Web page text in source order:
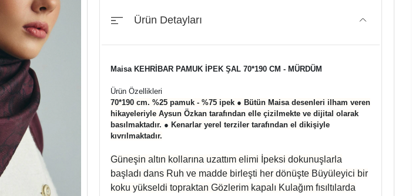
Ürün Detayları
Maisa KEHRİBAR PAMUK İPEK ŞAL 70*190 CM - MÜRDÜM
Ürün Özellikleri
70*190 cm. %25 pamuk - %75 ipek ● Bütün Maisa desenleri ilham veren
hikayeleriyle Aysun Özkan tarafından elle çizilmekte ve dijital olarak
basılmaktadır. ● Kenarlar yerel terziler tarafından el dikişiyle
kıvrılmaktadır.
Güneşin altın kollarına uzattım elimi İpeksi dokunuşlarla
başladı dans Ruh ve madde birleşti her dönüşte Büyüleyici bir
koku yükseldi topraktan Gözlerim kapalı Kulağım fısıltılarda